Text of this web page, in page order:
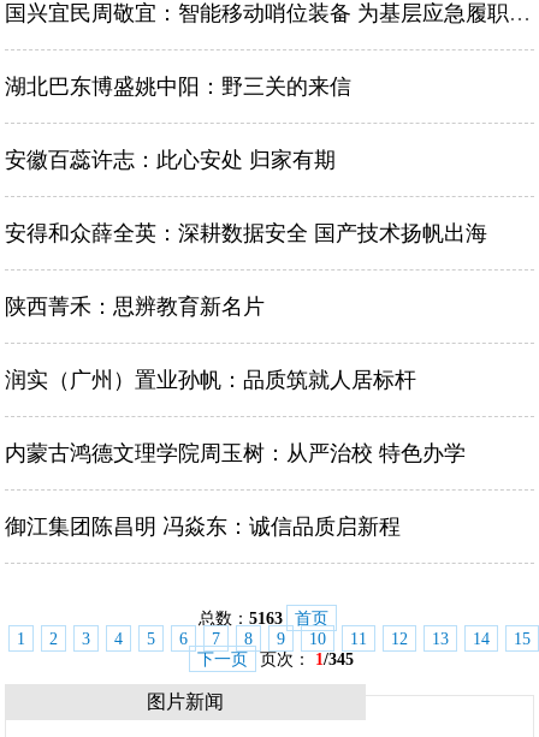
国兴宜民周敬宜：智能移动哨位装备 为基层应急履职赋能防患未然
湖北巴东博盛姚中阳：野三关的来信
安徽百蕊许志：此心安处 归家有期
安得和众薛全英：深耕数据安全 国产技术扬帆出海
陕西菁禾：思辨教育新名片
润实（广州）置业孙帆：品质筑就人居标杆
内蒙古鸿德文理学院周玉树：从严治校 特色办学
御江集团陈昌明 冯焱东：诚信品质启新程
总数： 5163
首页
1
2 3 4 5 6 7 8 9 10 11 12 13 14
15
下一页
页次： 1/345
图片新闻